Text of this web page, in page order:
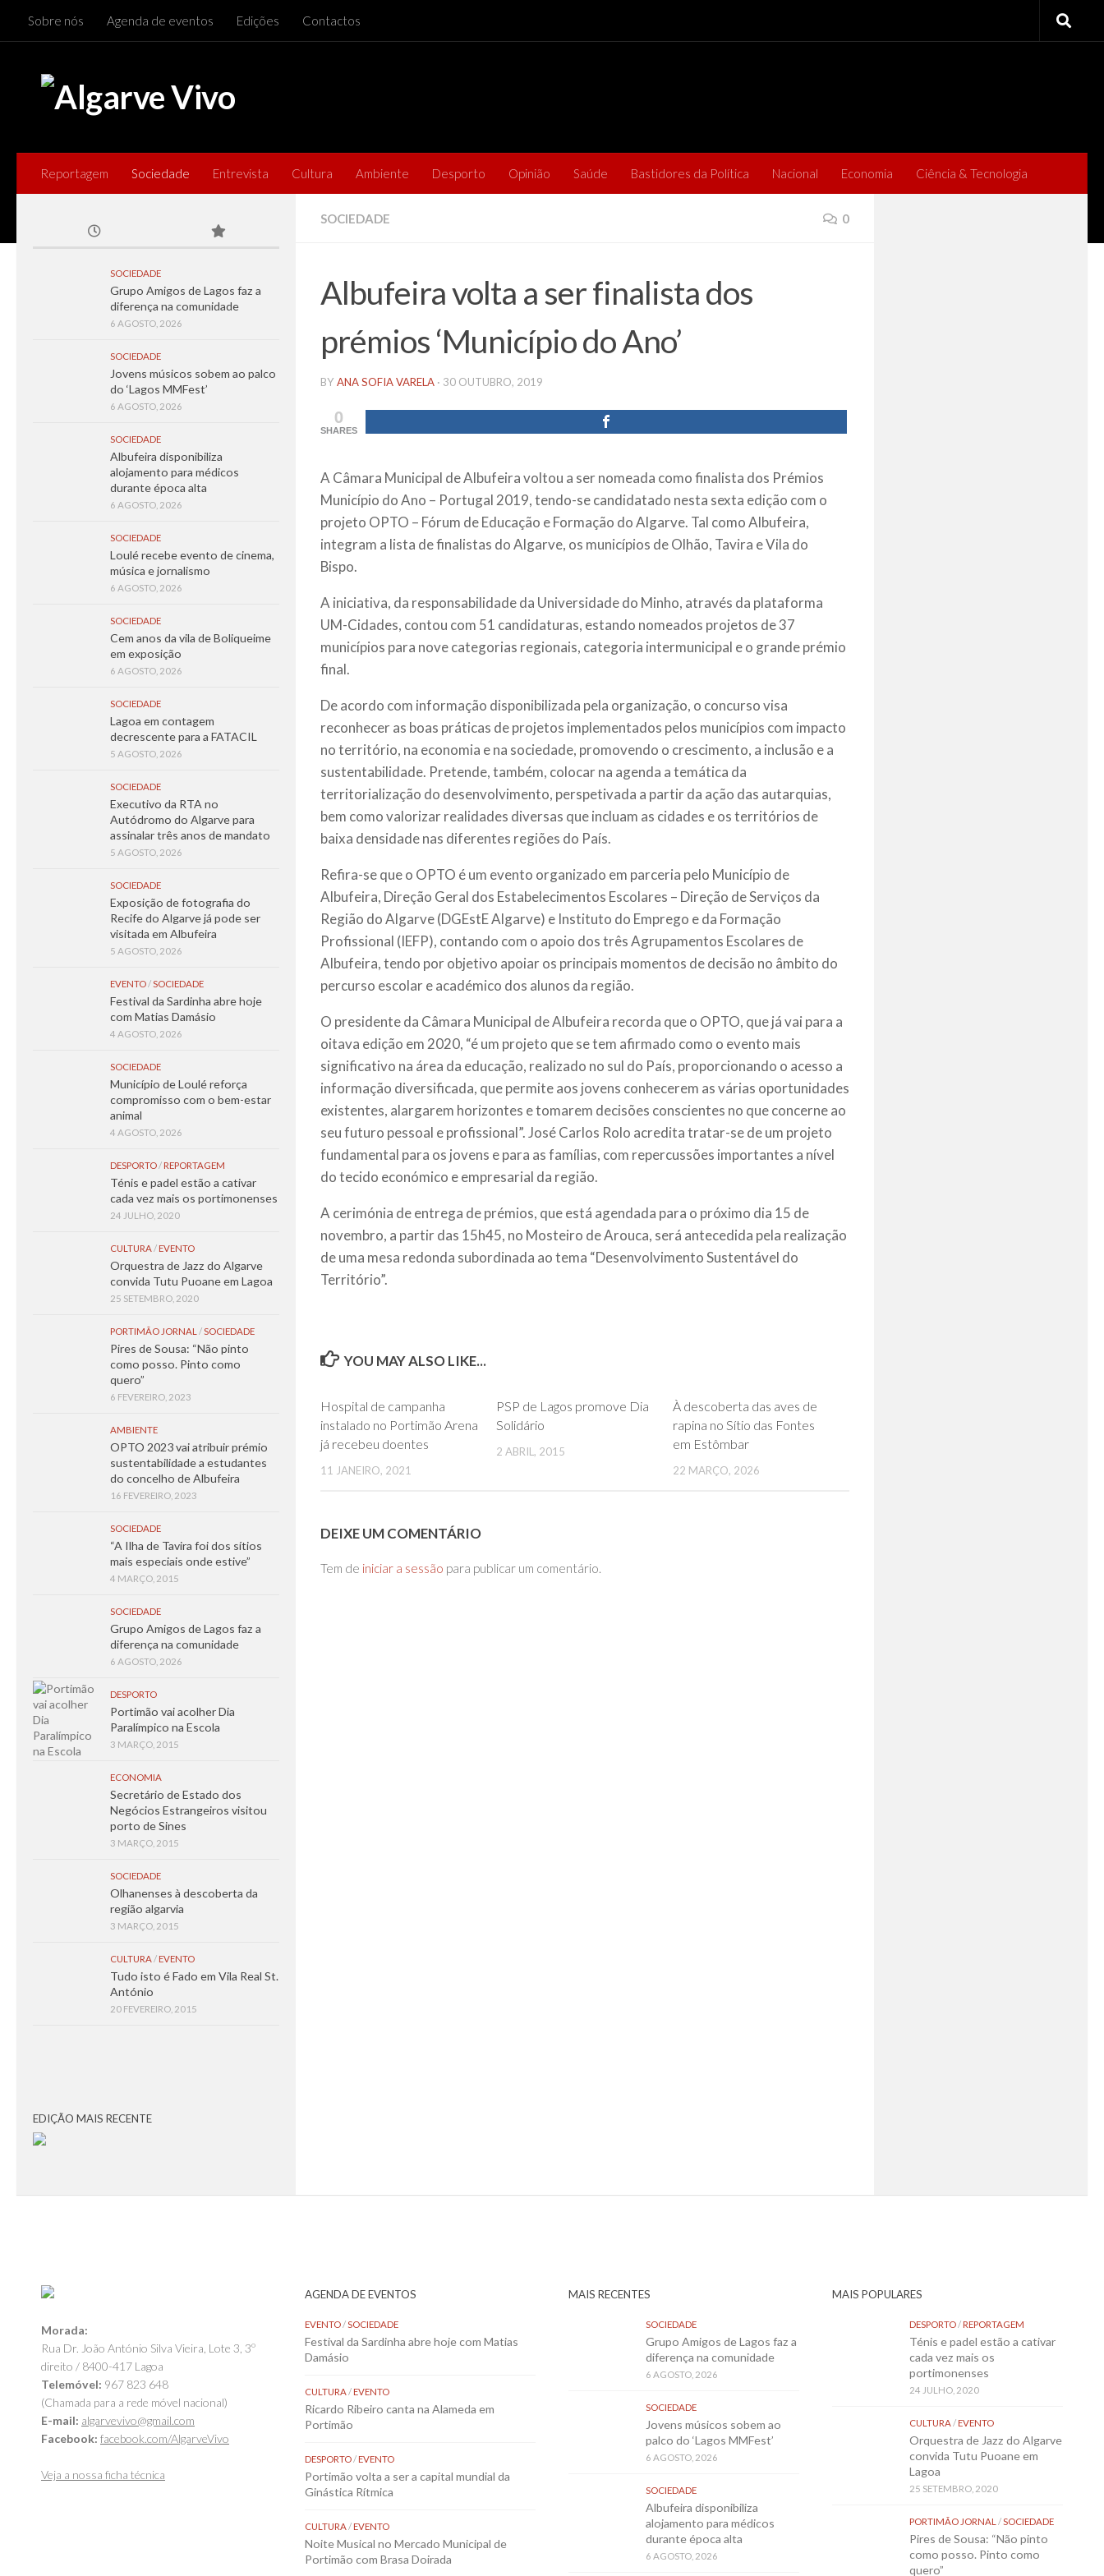
Skip to content
Sobre nós Agenda de eventos Edições Contactos
Reportagem Sociedade Entrevista Cultura Ambiente Desporto Opinião Saúde Bastidores da Política Nacional Economia Ciência & Tecnologia
SOCIEDADE 0
Albufeira volta a ser finalista dos
prémios ‘Município do Ano’
BY ANA SOFIA VARELA · 30 OUTUBRO, 2019
0
SHARES
A Câmara Municipal de Albufeira voltou a ser nomeada como finalista dos Prémios
Município do Ano – Portugal 2019, tendo-se candidatado nesta sexta edição com o
projeto OPTO – Fórum de Educação e Formação do Algarve. Tal como Albufeira,
integram a lista de finalistas do Algarve, os municípios de Olhão, Tavira e Vila do
Bispo.
A iniciativa, da responsabilidade da Universidade do Minho, através da plataforma
UM-Cidades, contou com 51 candidaturas, estando nomeados projetos de 37
municípios para nove categorias regionais, categoria intermunicipal e o grande prémio
final.
De acordo com informação disponibilizada pela organização, o concurso visa
reconhecer as boas práticas de projetos implementados pelos municípios com impacto
no território, na economia e na sociedade, promovendo o crescimento, a inclusão e a
sustentabilidade. Pretende, também, colocar na agenda a temática da
territorialização do desenvolvimento, perspetivada a partir da ação das autarquias,
bem como valorizar realidades diversas que incluam as cidades e os territórios de
baixa densidade nas diferentes regiões do País.
Refira-se que o OPTO é um evento organizado em parceria pelo Município de
Albufeira, Direção Geral dos Estabelecimentos Escolares – Direção de Serviços da
Região do Algarve (DGEstE Algarve) e Instituto do Emprego e da Formação
Profissional (IEFP), contando com o apoio dos três Agrupamentos Escolares de
Albufeira, tendo por objetivo apoiar os principais momentos de decisão no âmbito do
percurso escolar e académico dos alunos da região.
O presidente da Câmara Municipal de Albufeira recorda que o OPTO, que já vai para a
oitava edição em 2020, “é um projeto que se tem afirmado como o evento mais
significativo na área da educação, realizado no sul do País, proporcionando o acesso a
informação diversificada, que permite aos jovens conhecerem as várias oportunidades
existentes, alargarem horizontes e tomarem decisões conscientes no que concerne ao
seu futuro pessoal e profissional”. José Carlos Rolo acredita tratar-se de um projeto
fundamental para os jovens e para as famílias, com repercussões importantes a nível
do tecido económico e empresarial da região.
A cerimónia de entrega de prémios, que está agendada para o próximo dia 15 de
novembro, a partir das 15h45, no Mosteiro de Arouca, será antecedida pela realização
de uma mesa redonda subordinada ao tema “Desenvolvimento Sustentável do
Território”.
YOU MAY ALSO LIKE...
Hospital de campanha
instalado no Portimão Arena
já recebeu doentes
11 JANEIRO, 2021
PSP de Lagos promove Dia
Solidário
2 ABRIL, 2015
À descoberta das aves de
rapina no Sítio das Fontes
em Estômbar
22 MARÇO, 2026
DEIXE UM COMENTÁRIO
Tem de iniciar a sessão para publicar um comentário.
SOCIEDADE
Grupo Amigos de Lagos faz a
diferença na comunidade
6 AGOSTO, 2026
SOCIEDADE
Jovens músicos sobem ao palco
do ‘Lagos MMFest’
6 AGOSTO, 2026
SOCIEDADE
Albufeira disponibiliza
alojamento para médicos
durante época alta
6 AGOSTO, 2026
SOCIEDADE
Loulé recebe evento de cinema,
música e jornalismo
6 AGOSTO, 2026
SOCIEDADE
Cem anos da vila de Boliqueime
em exposição
6 AGOSTO, 2026
SOCIEDADE
Lagoa em contagem
decrescente para a FATACIL
5 AGOSTO, 2026
SOCIEDADE
Executivo da RTA no
Autódromo do Algarve para
assinalar três anos de mandato
5 AGOSTO, 2026
SOCIEDADE
Exposição de fotografia do
Recife do Algarve já pode ser
visitada em Albufeira
5 AGOSTO, 2026
EVENTO/SOCIEDADE
Festival da Sardinha abre hoje
com Matias Damásio
4 AGOSTO, 2026
SOCIEDADE
Município de Loulé reforça
compromisso com o bem-estar
animal
4 AGOSTO, 2026
DESPORTO/ REPORTAGEM
Ténis e padel estão a cativar
cada vez mais os portimonenses
24 JULHO, 2020
CULTURA/ EVENTO
Orquestra de Jazz do Algarve
convida Tutu Puoane em Lagoa
25 SETEMBRO, 2020
PORTIMÃO JORNAL /SOCIEDADE
Pires de Sousa: “Não pinto
como posso. Pinto como
quero”
6 FEVEREIRO, 2023
AMBIENTE
OPTO 2023 vai atribuir prémio
sustentabilidade a estudantes
do concelho de Albufeira
16 FEVEREIRO, 2023
SOCIEDADE
“A Ilha de Tavira foi dos sítios
mais especiais onde estive”
4 MARÇO, 2015
SOCIEDADE
Grupo Amigos de Lagos faz a
diferença na comunidade
6 AGOSTO, 2026
DESPORTO
Portimão vai acolher Dia
Paralímpico na Escola
3 MARÇO, 2015
ECONOMIA
Secretário de Estado dos
Negócios Estrangeiros visitou
porto de Sines
3 MARÇO, 2015
SOCIEDADE
Olhanenses à descoberta da
região algarvia
3 MARÇO, 2015
CULTURA/ EVENTO
Tudo isto é Fado em Vila Real St.
António
20 FEVEREIRO, 2015
EDIÇÃO MAIS RECENTE
Morada:
Rua Dr. João António Silva Vieira, Lote 3, 3º
direito / 8400-417 Lagoa
Telemóvel: 967 823 648
(Chamada para a rede móvel nacional)
E-mail: algarvevivo@gmail.com
Facebook: facebook.com/AlgarveVivo
Veja a nossa ficha técnica
AGENDA DE EVENTOS
EVENTO/SOCIEDADE
Festival da Sardinha abre hoje com Matias
Damásio
CULTURA/EVENTO
Ricardo Ribeiro canta na Alameda em
Portimão
DESPORTO/EVENTO
Portimão volta a ser a capital mundial da
Ginástica Rítmica
CULTURA/EVENTO
Noite Musical no Mercado Municipal de
Portimão com Brasa Doirada
MAIS RECENTES
SOCIEDADE
Grupo Amigos de Lagos faz a
diferença na comunidade
6 AGOSTO, 2026
SOCIEDADE
Jovens músicos sobem ao
palco do ‘Lagos MMFest’
6 AGOSTO, 2026
SOCIEDADE
Albufeira disponibiliza
alojamento para médicos
durante época alta
6 AGOSTO, 2026
MAIS POPULARES
DESPORTO/REPORTAGEM
Ténis e padel estão a cativar
cada vez mais os
portimonenses
24 JULHO, 2020
CULTURA/EVENTO
Orquestra de Jazz do Algarve
convida Tutu Puoane em
Lagoa
25 SETEMBRO, 2020
PORTIMÃO JORNAL /SOCIEDADE
Pires de Sousa: “Não pinto
como posso. Pinto como
quero”